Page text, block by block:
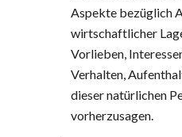
Aspekte bezüglich
wirtschaftlicher
Vorlieben,
Verhalten,
dieser natürlichen
vorherzusagen.